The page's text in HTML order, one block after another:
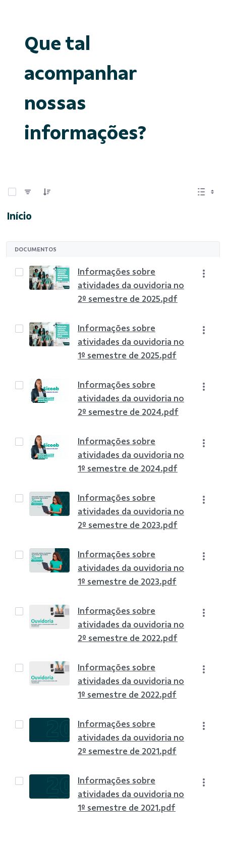
Que tal
acompanhar
nossas
informações?
Início
DOCUMENTOS
Informações sobre
atividades da ouvidoria no
2º semestre de 2025.pdf
Informações sobre
atividades da ouvidoria no
1º semestre de 2025.pdf
Informações sobre
atividades da ouvidoria no
2º semestre de 2024.pdf
Informações sobre
atividades da ouvidoria no
1º semestre de 2024.pdf
Informações sobre
atividades da ouvidoria no
2º semestre de 2023.pdf
Informações sobre
atividades da ouvidoria no
1º semestre de 2023.pdf
Informações sobre
atividades da ouvidoria no
2º semestre de 2022.pdf
Informações sobre
atividades da ouvidoria no
1º semestre de 2022.pdf
Informações sobre
atividades da ouvidoria no
2º semestre de 2021.pdf
Informações sobre
atividades da ouvidoria no
1º semestre de 2021.pdf